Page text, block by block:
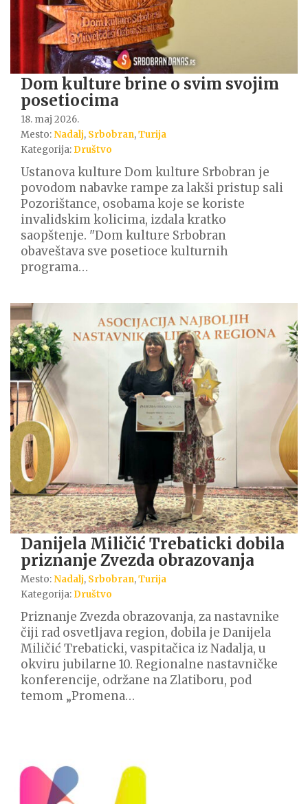
Dom kulture brine o svim svojim
posetiocima
18. maj 2026.
Mesto:Nadalj, Srbobran,Turija
Kategorija: Društvo
Ustanova kulture Dom kulture Srbobran je
povodom nabavke rampe za lakši pristup sali
Pozorištance, osobama koje se koriste
invalidskim kolicima, izdala kratko
saopštenje. "Dom kulture Srbobran
obaveštava sve posetioce kulturnih
programa…
Danijela Miličić Trebaticki dobila
priznanje Zvezda obrazovanja
Mesto:Nadalj, Srbobran,Turija
Kategorija: Društvo
Priznanje Zvezda obrazovanja, za nastavnike
čiji rad osvetljava region, dobila je Danijela
Miličić Trebaticki, vaspitačica iz Nadalja, u
okviru jubilarne 10. Regionalne nastavničke
konferencije, održane na Zlatiboru, pod
temom „Promena…